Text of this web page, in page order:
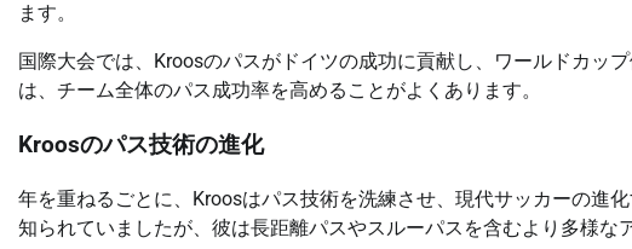
ます。
国際大会では、Kroosのパスがドイツの成功に貢献し、ワールドカッ
は、チーム全体のパス成功率を高めることがよくあります。
Kroosのパス技術の進化
年を重ねるごとに、Kroosはパス技術を洗練させ、現代サッカーの進
知られていましたが、彼は長距離パスやスルーパスを含むより多様な